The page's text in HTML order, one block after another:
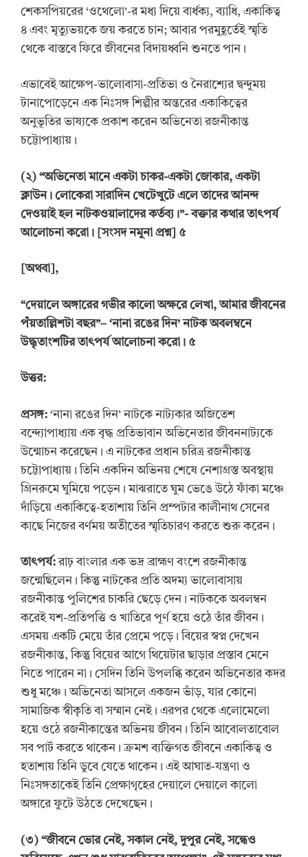
শেকসপিয়রের ‘ওথেলো’-র মধ্য দিয়ে বার্ধক্য, ব্যাধি, একাকিত্ব
৪ এবং মৃত্যুভয়কে জয় করতে চান; আবার পরমুহূর্তেই স্মৃতি
থেকে বাস্তবে ফিরে জীবনের বিদায়ধ্বনি শুনতে পান।
এভাবেই আক্ষেপ-ভালোবাসা-প্রতিভা ও নৈরাশ্যের দ্বন্দুময়
টানাপোড়েনে এক নিঃসঙ্গ শিল্পীর অন্তরের একাকিত্বের
অনুভূতির ভাষ্যকে প্রকাশ করেন অভিনেতা রজনীকান্ত
চট্টোপাধ্যায়।
(২) “অভিনেতা মানে একটা চাকর-একটা জোকার, একটা
ক্লাউন। লোকেরা সারাদিন খেটেখুটে এলে তাদের আনন্দ
দেওয়াই হল নাটকওয়ালাদের কর্তব্য।”- বক্তার কথার তাৎপর্য
আলোচনা করো। [সংসদ নমুনা প্রশ্ন] ৫
অথবা ],
“দেয়ালে অঙ্গারের গভীর কালো অক্ষরে লেখা, আমার জীবনের
পঁয়তাল্লিশটা বছর”– ‘নানা রঙের দিন’নাটক অবলম্বনে
উদ্ধৃতাংশটির তাৎপর্য আলোচনা করো। ৫
উত্তর:
প্রসঙ্গ: ‘নানা রঙের দিন’ নাটকে নাট্যকার অজিতেশ
বন্দ্যোপাধ্যায় এক বৃদ্ধ প্রতিভাবান অভিনেতার জীবননাট্যকে
উন্মোচন করেছেন। এ নাটকের প্রধান চরিত্র রজনীকান্ত
চট্টোপাধ্যায়। তিনি একদিন অভিনয় শেষে নেশাগ্রস্ত অবস্থায়
গ্রিনরুমে ঘুমিয়ে পড়েন। মাঝরাতে ঘুম ভেঙে উঠে ফাঁকা মঞ্চে
দাঁড়িয়ে একাকিত্বে-হতাশায় তিনি প্রম্পটার কালীনাথ সেনের
কাছে নিজের বর্ণময় অতীতের স্মৃতিচারণ করতে শুরু করেন।
তাৎপর্য: রাঢ় বাংলার এক ভদ্র ব্রাহ্মণ বংশে রজনীকান্ত
জন্মেছিলেন। কিন্তু নাটকের প্রতি অদম্য ভালোবাসায়
রজনীকান্ত পুলিশের চাকরি ছেড়ে দেন। নাটককে অবলম্বন
করেই যশ-প্রতিপত্তি ও খাতিরে পূর্ণ হয়ে ওঠে তাঁর জীবন।
এসময় একটি মেয়ে তাঁর প্রেমে পড়ে। বিয়ের স্বপ্ন দেখেন
রজনীকান্ত, কিন্তু বিয়ের আগে থিয়েটার ছাড়ার প্রস্তাব মেনে
নিতে পারেন না। সেদিন তিনি উপলব্ধি করেন অভিনেতার কদর
শুধু মঞ্চে। অভিনেতা আসলে একজন ভাঁড়, যার কোনো
সামাজিক স্বীকৃতি বা সম্মান নেই। এরপর থেকে এলোমেলো
হয়ে ওঠে রজনীকান্তের অভিনয় জীবন। তিনি আবোলতাবোল
সব পার্ট করতে থাকেন। ক্রমশ ব্যক্তিগত জীবনে একাকিত্ব ও
হতাশায় তিনি ডুবে যেতে থাকেন। এই আঘাত-যন্ত্রণা ও
নিঃসঙ্গতাকেই তিনি প্রেক্ষাগৃহের দেয়ালে দেয়ালে কালো
অঙ্গারে ফুটে উঠতে দেখেছেন।
(৩ ) “জীবনে ভোর নেই, সকাল নেই, দুপুর নেই, সন্ধেও